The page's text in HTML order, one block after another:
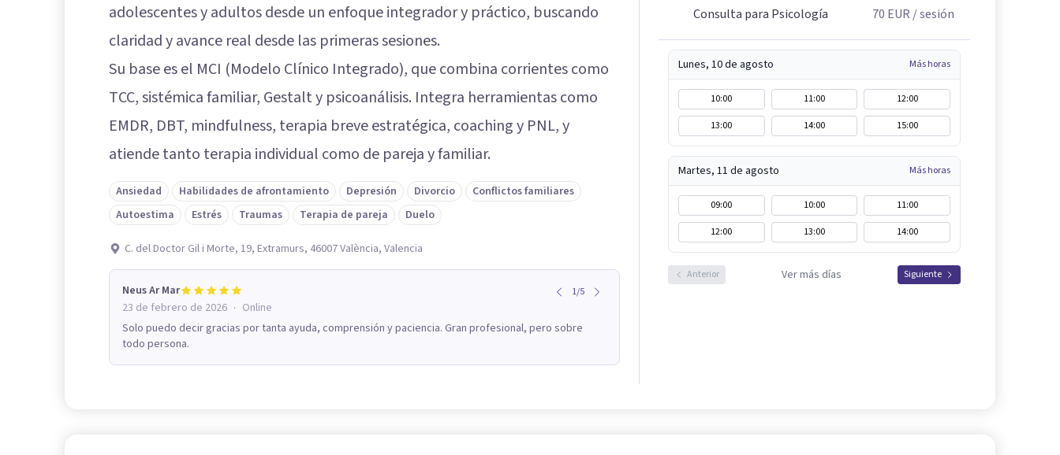
adolescentes y adultos desde un enfoque integrador y práctico, buscando
claridad y avance real desde las primeras sesiones.
Su base es el MCI (Modelo Clínico Integrado), que combina corrientes como
TCC, sistémica familiar, Gestalt y psicoanálisis. Integra herramientas como
EMDR, DBT, mindfulness, terapia breve estratégica, coaching y PNL, y
atiende tanto terapia individual como de pareja y familiar.
Ansiedad Habilidades de afrontamiento Depresión Divorcio
Conflictos familiares
Autoestima
Estrés Traumas Terapia de pareja Duelo
C. del Doctor Gil i Morte, 19, Extramurs, 46007 València, Valencia
Neus Ar Mar 1/5
23 de febrero de 2026 · Online
Solo puedo decir gracias por tanta ayuda, comprensión y paciencia. Gran profesional, pero sobre
todo persona.
Consulta para Psicología
70 EUR / sesión
Lunes, 10 de agosto Más horas
10:00 11:00
12:00
13:00
14:00 15:00
Martes, 11 de agosto Más horas
09:00 10:00
11:00
12:00
13:00 14:00
Anterior Ver más días Siguiente